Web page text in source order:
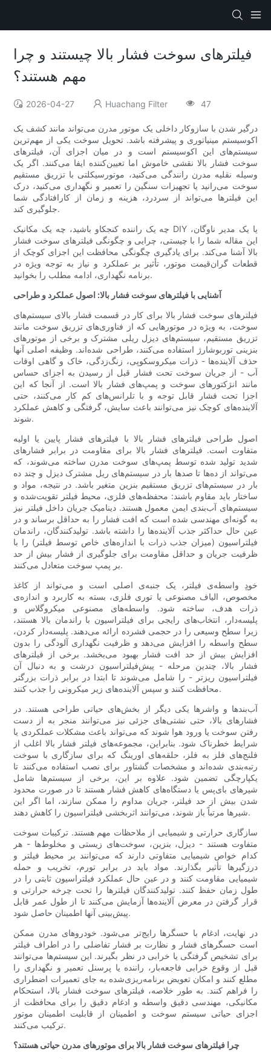
فیلترهای سوخت فشار بالا چیستند و چرا
مهم هستند؟
2026-04-27 Huachang Filter 47
درگیر شدن با سازوکار داخلی یک موتور مدرن می‌تواند مانند کشف یک
اکوسیستم مینیاتوری و پیشرفته باشد. تحویل سوخت یکی از مهم‌ترین
سیستم‌های این اکوسیستم است و در میان اجزای آن، فیلترهای
سوخت فشار بالا نقشی خاموش اما تعیین‌کننده ایفا می‌کنند. اگر یک
وسیله نقلیه مدرن رانندگی می‌کنید، موتورسیکلتی با تزریق مستقیم
سوخت می‌رانید یا تجهیزات سنگین را تعمیر و نگهداری می‌کنید، درک
این فیلترها می‌تواند از سردرد، هزینه و زمان از کارافتادگی شما
جلوگیری کند.
چه یک راننده کنجکاو باشید، چه یک مکانیک DIY یا یک مدیر ناوگان،
این مقاله شما را با چیستی، چرایی و چگونگی فیلترهای سوخت فشار
بالا آشنا می‌کند. برای یادگیری چگونگی محافظت این اجزای کوچک از
قطعات گران‌قیمت موتور، تأثیر بر عملکرد و نیاز به توجه ویژه در
برنامه نگهداری، ادامه مطلب را بخوانید.
آشنایی با فیلترهای سوخت فشار بالا: اصول عملکرد و طراحی
فیلترهای سوخت فشار بالا برای کار در قسمت فشار بالای سیستم‌های
سوخت، به ویژه در موتورهایی که از فناوری‌های تزریق سوخت مانند
تزریق مستقیم، سیستم‌های دیزل ریلی مشترک و برخی از موتورهای
بنزینی توربوشارژ استفاده می‌کنند، طراحی شده‌اند. وظیفه اصلی آنها
حذف آلاینده‌ها - ذرات میکروسکوپی، زنگ‌زدگی، خاک و گاهی اوقات
آب - از جریان سوخت تحت فشار قبل از رسیدن به اجزای حساس
مانند انژکتورهای سوخت و پمپ‌های فشار بالا است. از آنجا که این
اجزا تحت فشار قابل توجه و با تلرانس‌های کم کار می‌کنند، حتی
آلاینده‌های کوچک نیز می‌توانند باعث سایش، گرفتگی و کاهش عملکرد
شوند.
اصول طراحی فیلترهای فشار بالا با فیلترهای فشار پایین یا اولیه
متفاوت است. فیلترهای فشار بالا برای مقاومت در برابر فشارهای
شدید تولید شده توسط پمپ‌های سوخت مدرن ساخته می‌شوند، که
می‌تواند از ده‌ها تا صدها بار در سیستم‌های ریل مشترک دیزل و چند ده
بار در سیستم‌های تزریق مستقیم بنزین متغیر باشد. در نتیجه، مواد و
ساختار باید مقاوم باشند: محفظه‌های فلزی، محیط فیلتر تقویت‌شده و
سیستم‌های آب‌بندی ایمن معمول هستند. دینامیک جریان داخل فیلتر نیز
به گونه‌ای مهندسی شده است که افت فشار را به حداقل برساند و در
عین حال حداکثر جذب آلاینده‌ها را داشته باشد. تولیدکنندگان، راندمان
فیلتراسیون (میزان جذب ذرات با اندازه‌های خاص توسط فیلتر) را با
ظرفیت جریان و حداقل مقاومت برای جلوگیری از فشار بیش از حد
بر پمپ سوخت متعادل می‌کنند.
خودِ واسطه‌ی فیلتر، یک جنبه‌ی اصلی است و می‌تواند از کاغذ
مخصوص، الیاف مصنوعی یا توری فلزی، بسته به کاربرد و اندازه‌ی
ذرات هدف، ساخته شود. واسطه‌های مصنوعی میکروگلاس و
پلیسه‌دار، انتخاب‌های رایجی برای فیلتراسیون با راندمان بالا هستند،
زیرا سطح وسیعی را در حجمی فشرده ارائه می‌دهند. پلیسه‌دار کردن،
سطح واسطه را افزایش می‌دهد و ظرفیت نگهداری آلودگی را بدون
افزایش بیش از حد افت فشار بهبود می‌بخشد. برخی از فیلترهای
فشار بالا، چندین مرحله - پیش‌فیلتراسیون درشت و به دنبال آن
فیلتراسیون ریزتر - را شامل می‌شوند تا ابتدا در برابر ذرات بزرگتر
محافظت کنند و سپس آلاینده‌های زیر میکرونی را جذب کنند.
آب‌بندها و واشرها یکی دیگر از بخش‌های حیاتی طراحی هستند. در
فشارهای بالا، حتی نشتی‌های جزئی نیز می‌توانند منجر به از دست
رفتن سوخت یا ورود هوا شوند که می‌تواند باعث مشکلات عملکردی یا
شرایط خطرناک شود. بنابراین، مجموعه‌های فیلتر فشار بالا اغلب از
فلنج‌های فلز به فلز، حلقه‌های اورینگ که برای سازگاری با سوخت
رتبه‌بندی شده‌اند و مشخصات گشتاور برای نصب استفاده می‌کنند تا
یکپارچگی تضمین شود. علاوه بر این، برخی از سیستم‌ها شامل
شیرهای بای‌پس یا دستگاه‌های کاهش فشار هستند تا در صورت محدود
شدن بیش از حد فیلتر، جریان مداوم را ممکن سازند، اما اگر این
شیرها مرتباً باز شوند، می‌توانند اثربخشی فیلتراسیون را کاهش دهند.
سازگاری حرارتی و شیمیایی از ملاحظات مهم هستند. ترکیبات سوخت
متفاوت هستند - دیزل، بنزین، سوخت‌های زیستی و مخلوط‌ها - هر
کدام خواص شیمیایی متفاوتی دارند که می‌توانند بر محیط فیلتر و
درزگیرها تأثیر بگذارند. مواد باید در برابر تورم، تخریب و حمله
شیمیایی مقاومت کنند و در عین حال عملکرد فیلتراسیون ثابتی را در
طول زمان حفظ کنند. تولیدکنندگان فیلترها را تحت چرخه حرارتی و
قرار گرفتن در معرض آلاینده‌ها آزمایش می‌کنند تا از طول عمر قابل
پیش‌بینی آنها اطمینان حاصل شود.
در نهایت، ادغام با حسگرها رایج‌تر می‌شود. خودروهای مدرن ممکن
است حسگرهای فشار و نظارت بر فشار تفاضلی را در اطراف فیلتر
برای تشخیص گرفتگی یا خرابی در نظر بگیرند. این سیستم‌ها می‌توانند
قبل از وقوع خرابی فاجعه‌بار، راننده یا پرسنل تعمیر و نگهداری را
مطلع کنند و امکان تعویض برنامه‌ریزی‌شده به جای تعمیرات اضطراری
را فراهم کنند. به طور خلاصه، فیلترهای سوخت فشار بالا، استحکام
مکانیکی، مهندسی دقیق واسطه و ادغام دقیق را برای محافظت از
اجزای حیاتی سیستم سوخت و اطمینان از قابلیت اطمینان موتور
ترکیب می‌کنند.
چرا فیلترهای سوخت فشار بالا برای موتورهای مدرن حیاتی هستند؟